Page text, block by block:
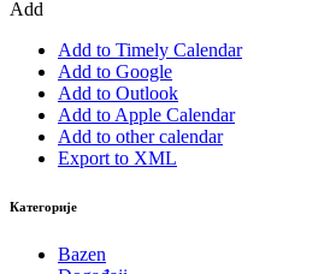
Add
Add to Timely Calendar
Add to Google
Add to Outlook
Add to Apple Calendar
Add to other calendar
Export to XML
Категорије
Bazen